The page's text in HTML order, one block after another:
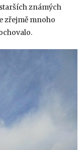
známých
zřejmě mnoho